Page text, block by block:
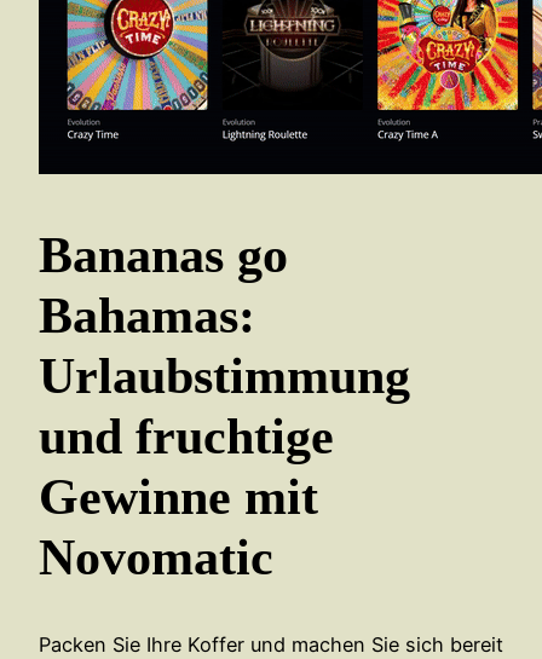
Bananas go
Bahamas:
Urlaubstimmung
und fruchtige
Gewinne mit
Novomatic
Packen Sie Ihre Koffer und machen Sie sich bereit